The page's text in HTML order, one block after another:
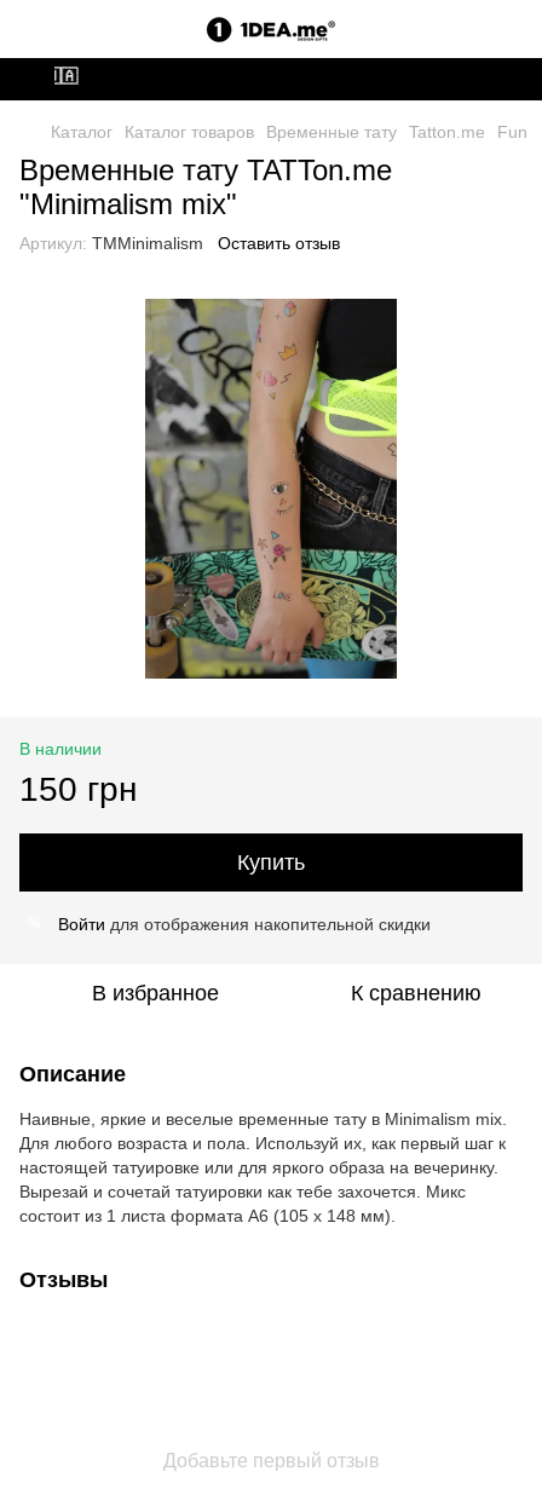
ВСУ🇺🇦
Каталог Каталог товаров Временные тату Tatton.me Fun
Временные тату TATTon.me
"Minimalism mix"
Артикул: TMMinimalism Оставить отзыв
В наличии
150 грн
Купить
Войти для отображения накопительной скидки
В избранное К сравнению
Описание
Наивные, яркие и веселые временные тату в Minimalism mix.
Для любого возраста и пола. Используй их, как первый шаг к
настоящей татуировке или для яркого образа на вечеринку.
Вырезай и сочетай татуировки как тебе захочется. Микс
состоит из 1 листа формата А6 (105 x 148 мм).
Отзывы
Добавьте первый отзыв